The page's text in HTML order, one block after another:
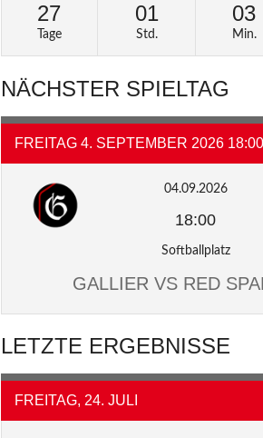
27
Tage
01
Std.
03
Min.
NÄCHSTER SPIELTAG
FREITAG 4. SEPTEMBER 2026 18:00
04.09.2026
18:00
Softballplatz
GALLIER VS RED
LETZTE ERGEBNISSE
FREITAG, 24. JULI